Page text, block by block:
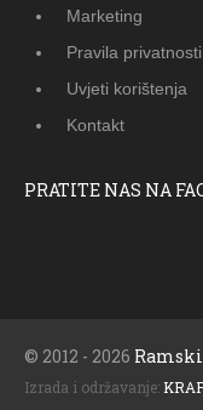
Marketing
Pravila privatnosti
Uvjeti korištenja
Kontakt
PRATITE NAS NA
© 2012 - 2026
Izrada i održavanje: